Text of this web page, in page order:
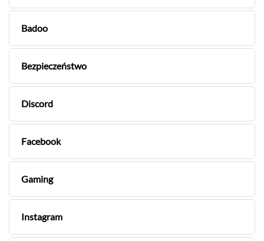
Badoo
Bezpieczeństwo
Discord
Facebook
Gaming
Instagram